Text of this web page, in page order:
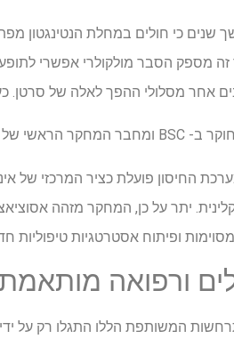
שנים כי חולים במחלת הנטינגטון
מספק הסבר מולקולרי אפשרי
אחר מסלולי ההפך לאלה של סרטן.
יתר על כן, המחקר מזהה
ופיתוח אסטרטגיות טיפוליות
ורפואה
המשותפת הללו התגלו רק על